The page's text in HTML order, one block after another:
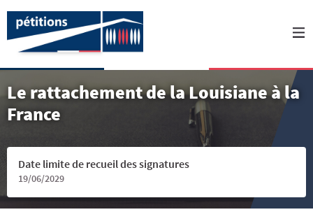
Le rattachement de la Louisiane à la
France
Date limite de recueil des signatures
19/06/2029